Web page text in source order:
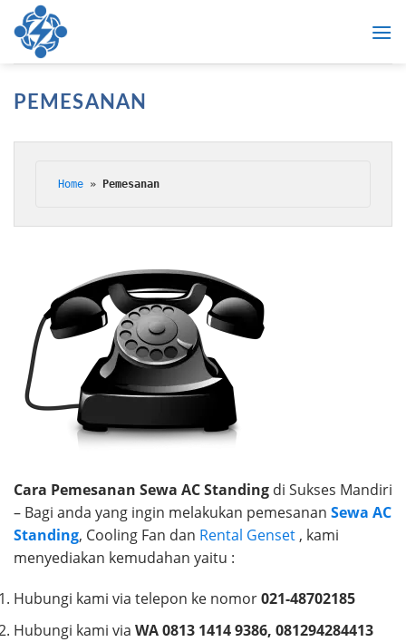
Skip
to
content
PEMESANAN
Home » Pemesanan
Cara Pemesanan Sewa AC Standing di Sukses Mandiri
– Bagi anda yang ingin melakukan pemesanan Sewa AC
Standing, Cooling Fan dan Rental Genset , kami
menyediakan kemudahan yaitu :
Hubungi kami via telepon ke nomor021-48702185
Hubungi kami via WA 0813 1414 9386, 081294284413